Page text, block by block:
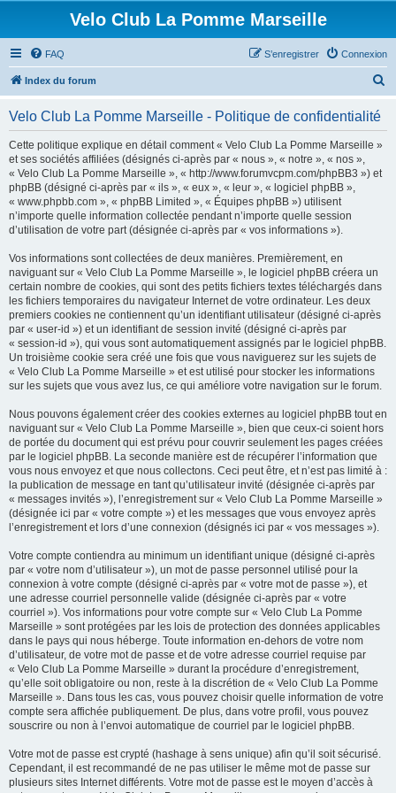
Velo Club La Pomme Marseille
FAQ Connexion
S’enregistrer
Index du forum
Velo Club La Pomme Marseille - Politique de confidentialité
Cette politique explique en détail comment « Velo Club La Pomme Marseille »
et ses sociétés affiliées (désignés ci-après par « nous », « notre », « nos »,
« Velo Club La Pomme Marseille », « http://www.forumvcpm.com/phpBB3 ») et
phpBB (désigné ci-après par « ils », « eux », « leur », « logiciel phpBB »,
« www.phpbb.com », « phpBB Limited », « Équipes phpBB ») utilisent
n’importe quelle information collectée pendant n’importe quelle session
d’utilisation de votre part (désignée ci-après par « vos informations »).
Vos informations sont collectées de deux manières. Premièrement, en
naviguant sur « Velo Club La Pomme Marseille », le logiciel phpBB créera un
certain nombre de cookies, qui sont des petits fichiers textes téléchargés dans
les fichiers temporaires du navigateur Internet de votre ordinateur. Les deux
premiers cookies ne contiennent qu’un identifiant utilisateur (désigné ci-après
par « user-id ») et un identifiant de session invité (désigné ci-après par
« session-id »), qui vous sont automatiquement assignés par le logiciel phpBB.
Un troisième cookie sera créé une fois que vous naviguerez sur les sujets de
« Velo Club La Pomme Marseille » et est utilisé pour stocker les informations
sur les sujets que vous avez lus, ce qui améliore votre navigation sur le forum.
Nous pouvons également créer des cookies externes au logiciel phpBB tout en
naviguant sur « Velo Club La Pomme Marseille », bien que ceux-ci soient hors
de portée du document qui est prévu pour couvrir seulement les pages créées
par le logiciel phpBB. La seconde manière est de récupérer l’information que
vous nous envoyez et que nous collectons. Ceci peut être, et n’est pas limité à :
la publication de message en tant qu’utilisateur invité (désignée ci-après par
« messages invités »), l’enregistrement sur « Velo Club La Pomme Marseille »
(désignée ici par « votre compte ») et les messages que vous envoyez après
l’enregistrement et lors d’une connexion (désignés ici par « vos messages »).
Votre compte contiendra au minimum un identifiant unique (désigné ci-après
par « votre nom d’utilisateur »), un mot de passe personnel utilisé pour la
connexion à votre compte (désigné ci-après par « votre mot de passe »), et
une adresse courriel personnelle valide (désignée ci-après par « votre
courriel »). Vos informations pour votre compte sur « Velo Club La Pomme
Marseille » sont protégées par les lois de protection des données applicables
dans le pays qui nous héberge. Toute information en-dehors de votre nom
d’utilisateur, de votre mot de passe et de votre adresse courriel requise par
« Velo Club La Pomme Marseille » durant la procédure d’enregistrement,
qu’elle soit obligatoire ou non, reste à la discrétion de « Velo Club La Pomme
Marseille ». Dans tous les cas, vous pouvez choisir quelle information de votre
compte sera affichée publiquement. De plus, dans votre profil, vous pouvez
souscrire ou non à l’envoi automatique de courriel par le logiciel phpBB.
Votre mot de passe est crypté (hashage à sens unique) afin qu’il soit sécurisé.
Cependant, il est recommandé de ne pas utiliser le même mot de passe sur
plusieurs sites Internet différents. Votre mot de passe est le moyen d’accès à